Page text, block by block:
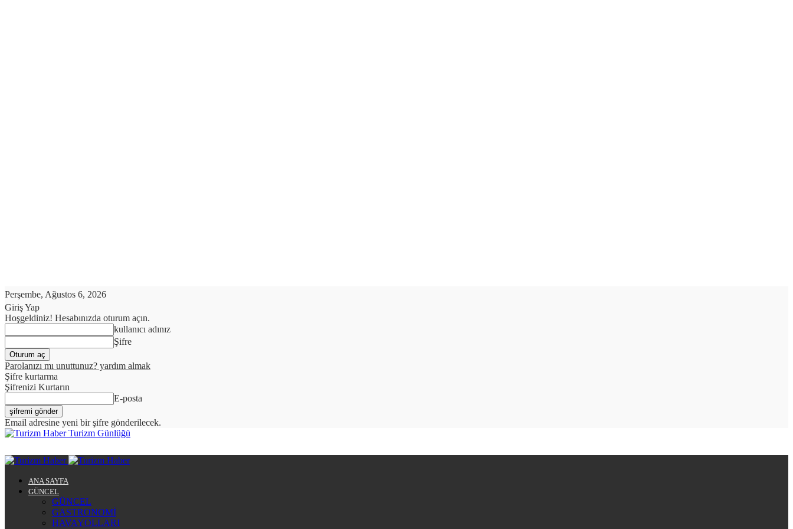
Perşembe, Ağustos 6, 2026
Giriş Yap
Hoşgeldiniz! Hesabınızda oturum açın.
kullanıcı adınız
Şifre
Parolanızı mı unuttunuz? yardım almak
Şifre kurtarma
Şifrenizi Kurtarın
E-posta
Email adresine yeni bir şifre gönderilecek.
Turizm Günlüğü
ANA SAYFA
GÜNCEL
GÜNCEL
GASTRONOMİ
HAVAYOLLARI